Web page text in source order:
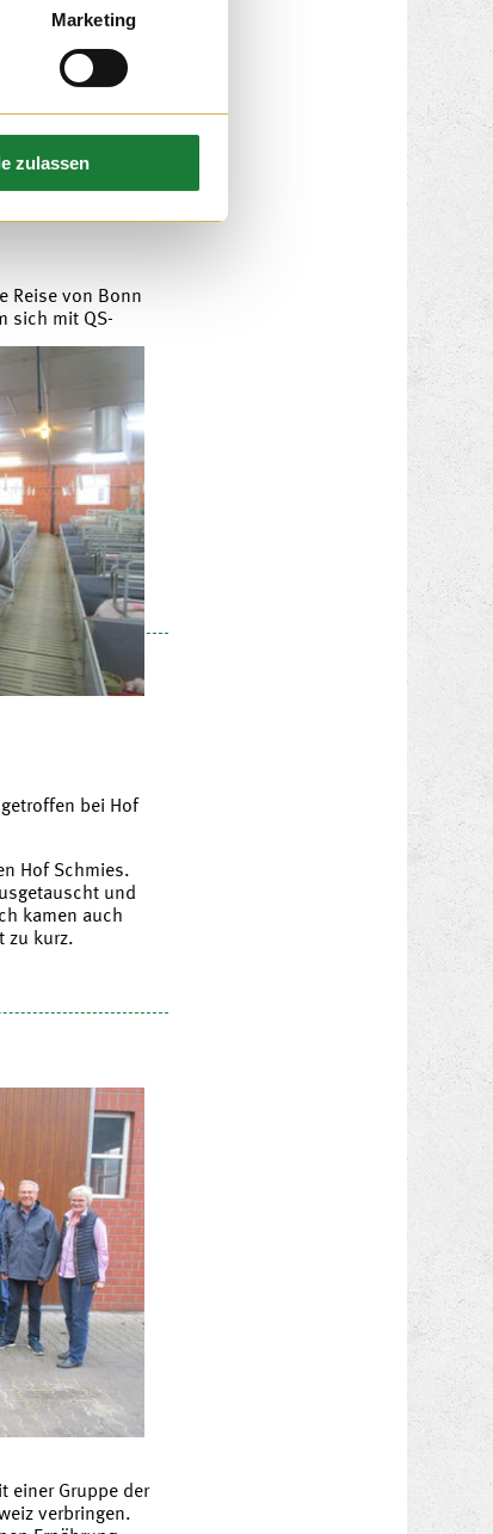
Marketing
zulassen
Hof Schmies
bei uns war
bei dem
konnten.
Reise von Bonn
sich mit QS-
bei Hof
Hof Schmies.
und
kamen auch
zu kurz.
einer Gruppe der
verbringen.